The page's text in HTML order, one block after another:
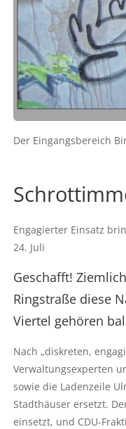
Der Eingangsbereich
Engagierter Einsatz
24. Juli
Geschafft!
Ringstraße diese
Viertel gehören
Nach „diskreten,
Verwaltungsexperten
sowie die Ladenzeile
Stadthäuser ersetzt.
einsetzt, und CDU-